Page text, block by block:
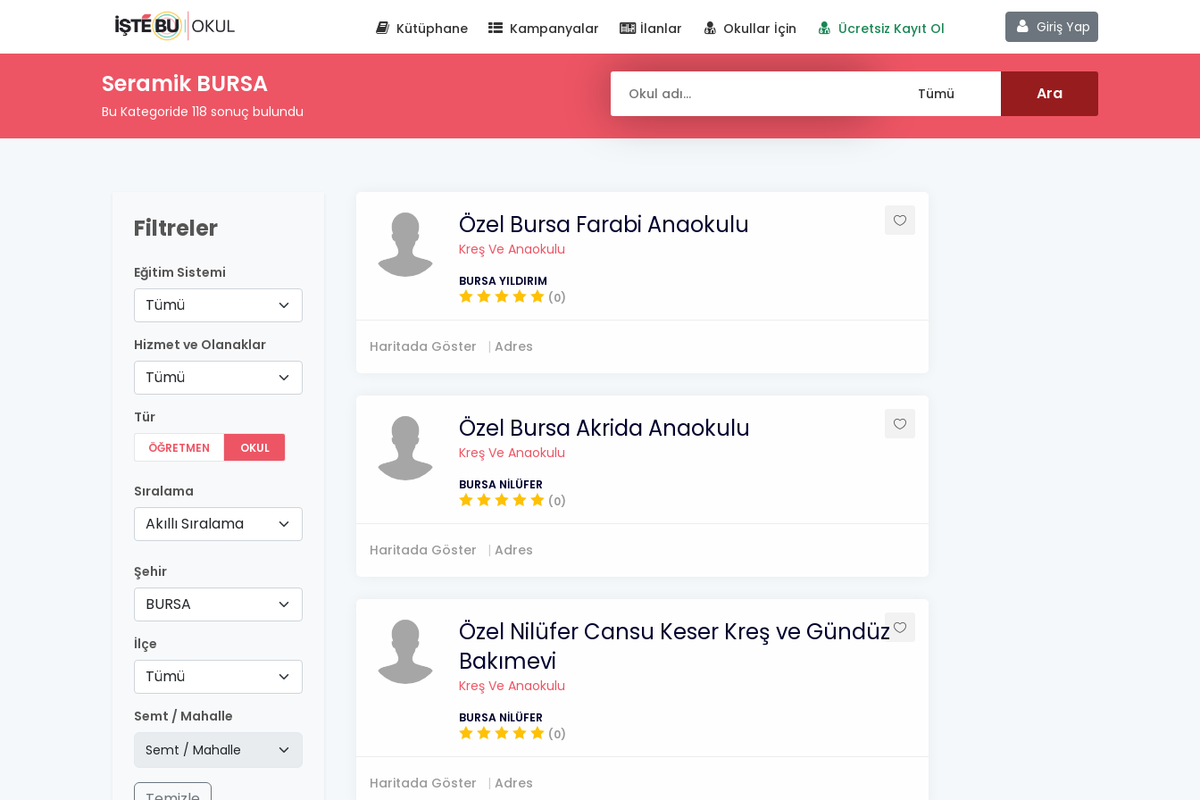
Giriş Yap
Kütüphane Kampanyalar İlanlar Okullar İçin Ücretsiz Kayıt Ol
Seramik BURSA
Bu Kategoride 118 sonuç bulundu
Filtreler
Eğitim Sistemi
Tümü
Hizmet ve Olanaklar
Tümü
Tür
ÖĞRETMEN OKUL
Sıralama
Akıllı Sıralama
Şehir
BURSA
İlçe
Tümü
Semt / Mahalle
Özel Bursa Farabi Anaokulu
Kreş Ve Anaokulu
BURSA YILDIRIM
(0)
Haritada Göster Adres
Özel Bursa Akrida Anaokulu
Kreş Ve Anaokulu
BURSA NİLÜFER
(0)
Haritada Göster Adres
Özel Nilüfer Cansu Keser Kreş ve Gündüz
Bakımevi
Kreş Ve Anaokulu
BURSA NİLÜFER
(0)
Haritada Göster Adres